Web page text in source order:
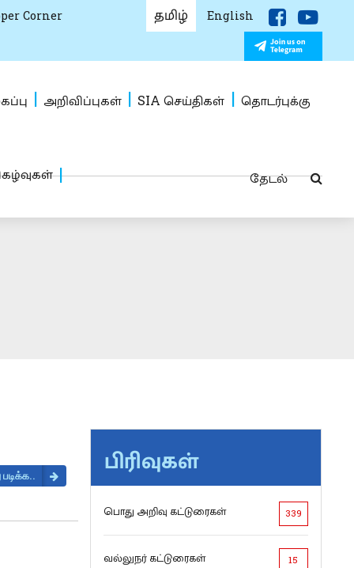
Corner தமிழ் English
அறிவிப்புகள் SIA செய்திகள் தொடர்புக்கு
தேடல்
படிக்க..
பிரிவுகள்
பொது அறிவு கட்டுரைகள் 339
வல்லுநர் கட்டுரைகள் 15